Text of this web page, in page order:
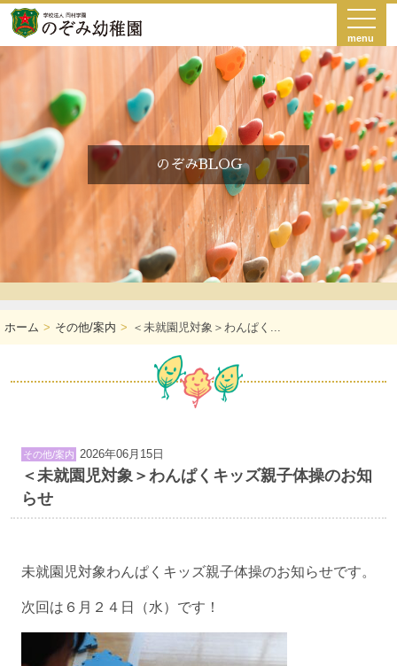
menu
のぞみBLOG
ホーム その他/案内 ＜未就園児対象＞わんぱく...
その他/案内 2026年06月15日
＜未就園児対象＞わんぱくキッズ親子体操のお知
らせ
未就園児対象わんぱくキッズ親子体操のお知らせです。
次回は６月２４日（水）です！